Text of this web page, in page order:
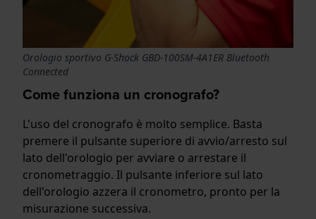
Orologio sportivo G-Shock GBD-100SM-4A1ER Bluetooth
Connected
Come funziona un cronografo?
L'uso del cronografo è molto semplice. Basta
premere il pulsante superiore di avvio/arresto sul
lato dell'orologio per avviare o arrestare il
cronometraggio. Il pulsante inferiore sul lato
dell'orologio azzera il cronometro, pronto per la
misurazione successiva.